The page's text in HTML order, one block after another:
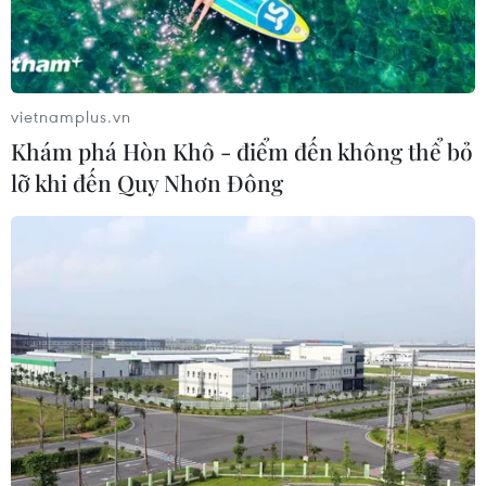
07/08/2026 07:41
Đắk Lắk bảo đảm điều kiện học tập
cho học sinh vùng biên
07/08/2026 07:35
17 giờ ngày 7/8, mở cửa tràn xả mặt
điều tiết hồ chứa thủy điện Lai Châu
07/08/2026 07:28
vietnamplus.vn
Khám phá Hòn Khô - điểm đến không thể bỏ
lỡ khi đến Quy Nhơn Đông